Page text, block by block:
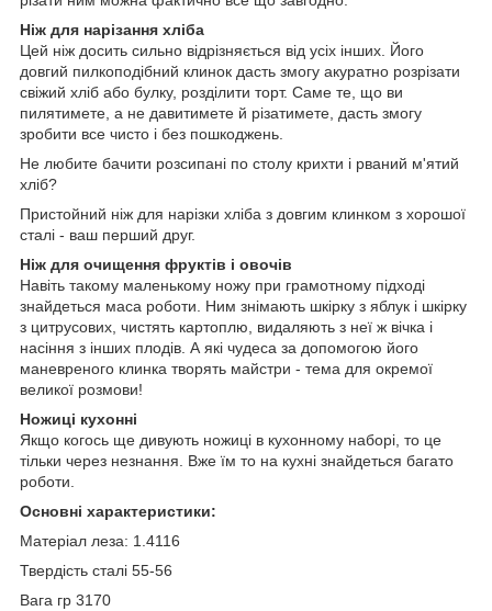
Ніж для нарізання хліба
Цей ніж досить сильно відрізняється від усіх інших. Його
довгий пилкоподібний клинок дасть змогу акуратно розрізати
свіжий хліб або булку, розділити торт. Саме те, що ви
пилятимете, а не давитимете й різатимете, дасть змогу
зробити все чисто і без пошкоджень.
Не любите бачити розсипані по столу крихти і рваний м'ятий
хліб?
Пристойний ніж для нарізки хліба з довгим клинком з хорошої
сталі - ваш перший друг.
Ніж для очищення фруктів і овочів
Навіть такому маленькому ножу при грамотному підході
знайдеться маса роботи. Ним знімають шкірку з яблук і шкірку
з цитрусових, чистять картоплю, видаляють з неї ж вічка і
насіння з інших плодів. А які чудеса за допомогою його
маневреного клинка творять майстри - тема для окремої
великої розмови!
Ножиці кухонні
Якщо когось ще дивують ножиці в кухонному наборі, то це
тільки через незнання. Вже їм то на кухні знайдеться багато
роботи.
Основні характеристики:
Матеріал леза: 1.4116
Твердість сталі 55-56
Вага гр 3170